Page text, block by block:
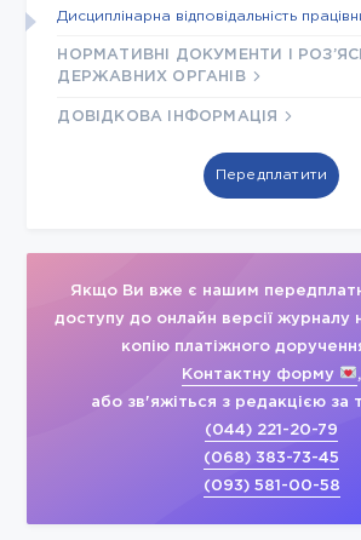
Дисциплінарна відповідальність
НОРМАТИВНІ ДОКУМЕНТИ І
ДЕРЖАВНИХ ОРГАНІВ
ДОВІДКОВА ІНФОРМАЦІЯ
Передплатити
Якщо Ви вже є нашим
доступу до онлайн версії журналу
копію платіжного
Контактну форму ,
або зв'яжіться з редакцією за
(044) 221-20-79
(068) 383-73-45
(093) 581-00-58